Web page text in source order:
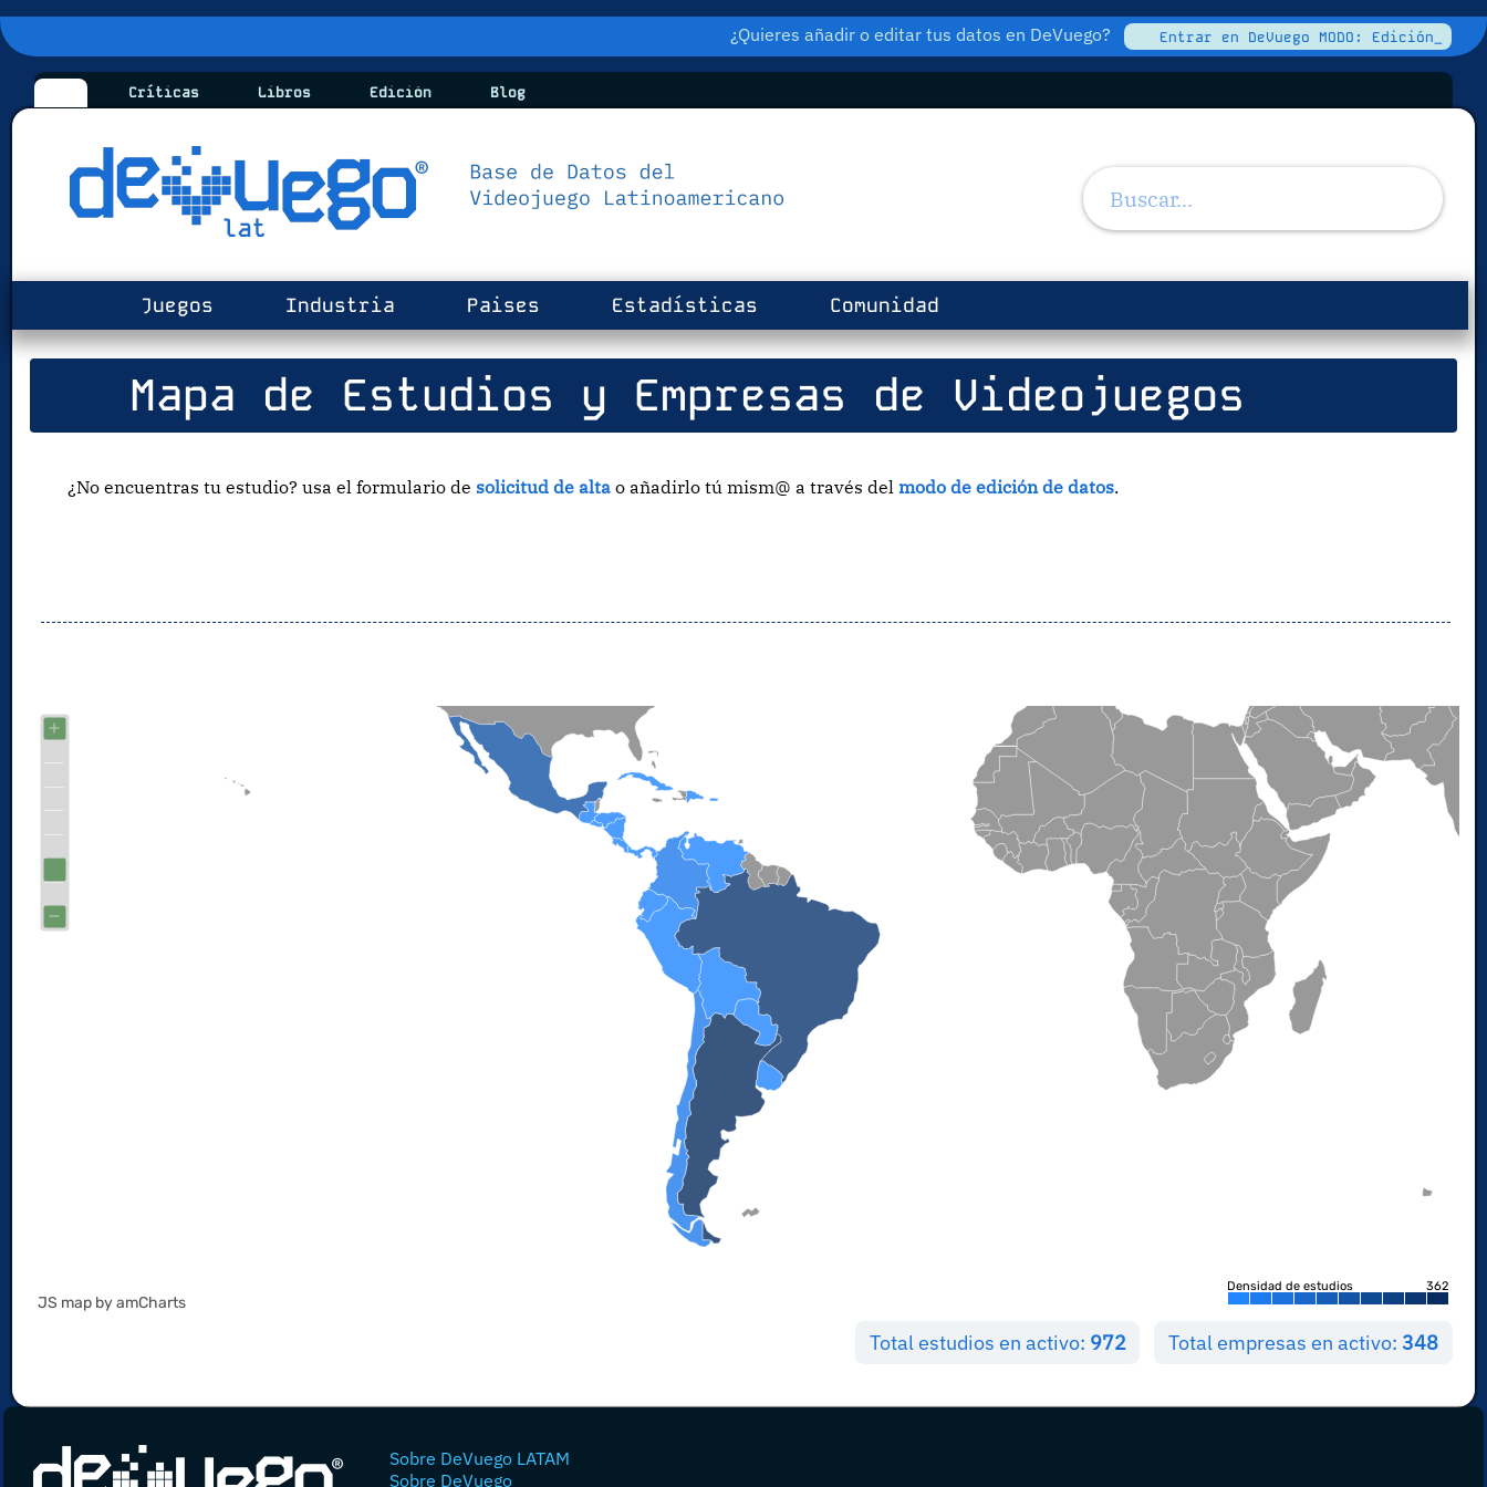
¿Quieres añadir o editar tus datos en DeVuego? Entrar en DeVuego MODO: Edición_
Críticas Libros Edición Blog
Juegos Industria Paises Estadísticas Comunidad
Mapa de Estudios y Empresas de Videojuegos
¿No encuentras tu estudio? usa el formulario de solicitud de alta o añadirlo tú mism@ a través delmodo de edición de datos.
Densidad de estudios 362
JS map by amCharts
Total empresas en activo: 348
Total estudios en activo: 972
Sobre DeVuego LATAM
Sobre DeVuego